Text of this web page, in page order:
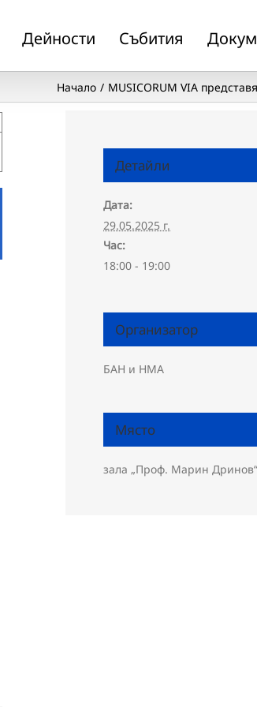
Дейности Събития
Начало MUSICORUM VIA
Детайли
Дата:
29.05.2025 г.
Час:
18:00 - 19:00
Организатор
БАН и НМА
Място
зала „Проф. Марин Дринов“